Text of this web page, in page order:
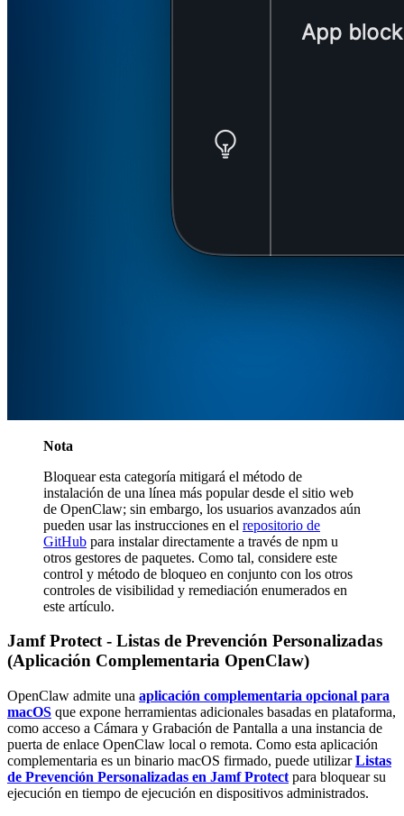
Nota
Bloquear esta categoría mitigará el método de
instalación de una línea más popular desde el sitio web
de OpenClaw; sin embargo, los usuarios avanzados aún
pueden usar las instrucciones en el repositorio de
GitHub para instalar directamente a través de npm u
otros gestores de paquetes. Como tal, considere este
control y método de bloqueo en conjunto con los otros
controles de visibilidad y remediación enumerados en
este artículo.
Jamf Protect - Listas de Prevención Personalizadas
(Aplicación Complementaria OpenClaw)
OpenClaw admite una aplicación complementaria opcional para
macOS que expone herramientas adicionales basadas en plataforma,
como acceso a Cámara y Grabación de Pantalla a una instancia de
puerta de enlace OpenClaw local o remota. Como esta aplicación
complementaria es un binario macOS firmado, puede utilizarListas
de Prevención Personalizadas en Jamf Protect para bloquear su
ejecución en tiempo de ejecución en dispositivos administrados.